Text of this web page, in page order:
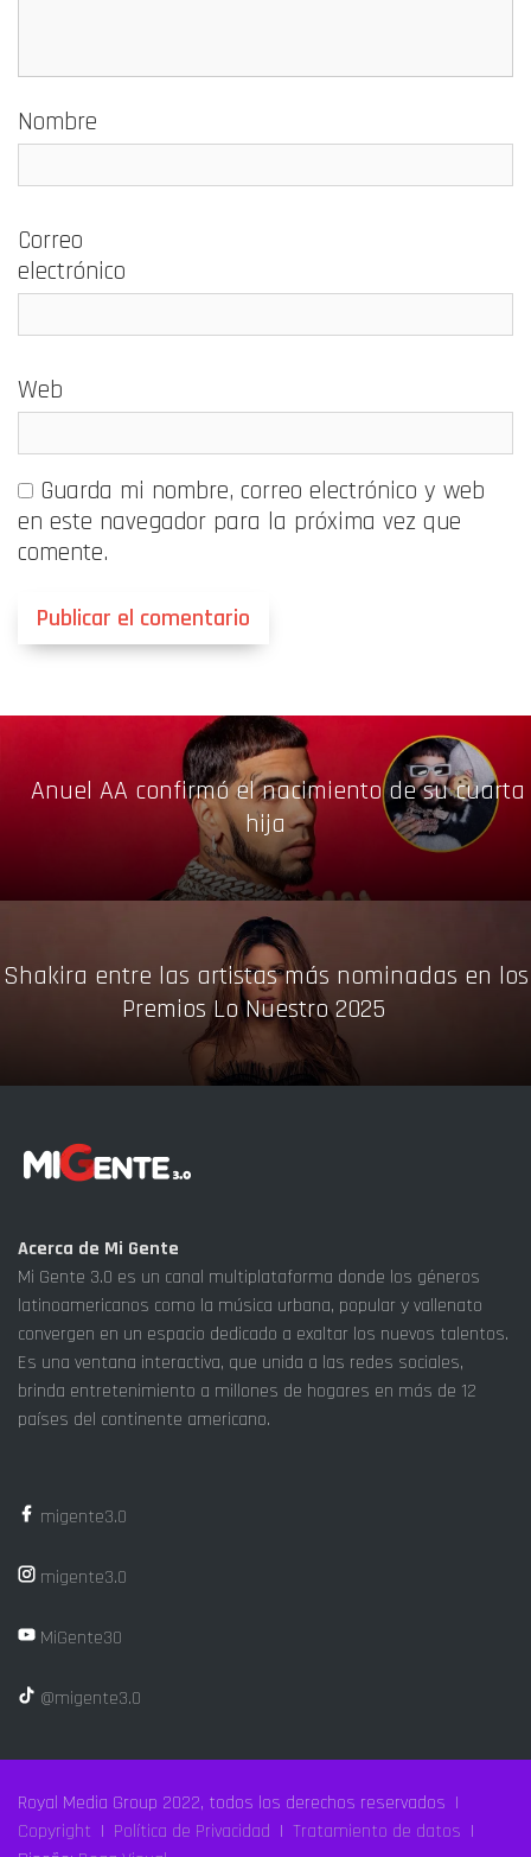
Nombre
Correo
electrónico
Web
Guarda mi nombre, correo electrónico y web
en este navegador para la próxima vez que
comente.
Anuel AA confirmó el nacimiento de su cuarta
hija
Shakira entre las artistas más nominadas en los
Premios Lo Nuestro 2025
Acerca de Mi Gente
Mi Gente 3.0 es un canal multiplataforma donde los géneros
latinoamericanos como la música urbana, popular y vallenato
convergen en un espacio dedicado a exaltar los nuevos talentos.
Es una ventana interactiva, que unida a las redes sociales,
brinda entretenimiento a millones de hogares en más de 12
países del continente americano.
migente3.0
migente3.0
MiGente30
@migente3.0
Royal Media Group 2022, todos los derechos reservados |
Copyright | Política de Privacidad | Tratamiento de datos |